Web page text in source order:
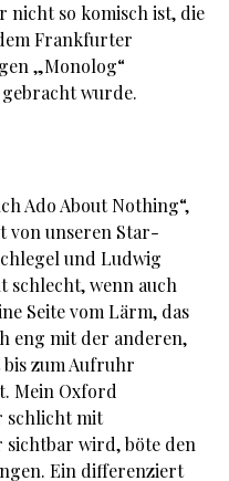
nicht so komisch ist, die
Frankfurter
„Monolog“
wurde.
Ado About Nothing“,
von unseren Star-
und Ludwig
schlecht, wenn auch
Seite vom Lärm, das
eng mit der anderen,
bis zum Aufruhr
Mein Oxford
schlicht mit
sichtbar wird, böte den
Ein differenziert